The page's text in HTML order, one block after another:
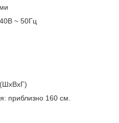
~ 50Гц
приблизно 160 см.